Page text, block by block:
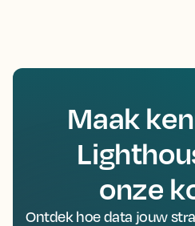
Maak
onze
Ontdek hoe data jouw